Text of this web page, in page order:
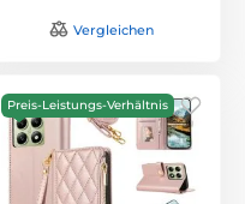
Vergleichen
Preis-Leistungs-Verhältnis